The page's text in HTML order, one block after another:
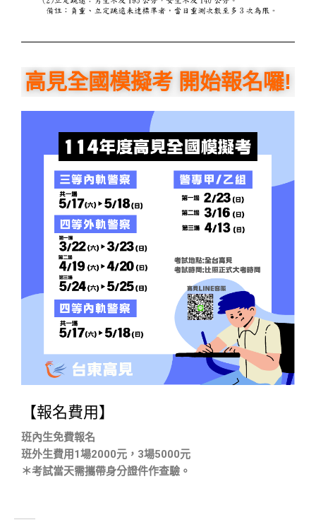
高見全國模擬考 開始報名囉!
【報名費用】
班內生免費報名
班外生費用1場2000元，3場5000元
＊考試當天需攜帶身分證件作查驗。